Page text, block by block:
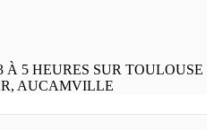
5 HEURES SUR TOULOUSE
AUCAMVILLE